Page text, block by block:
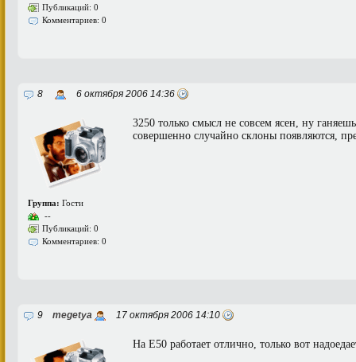
Публикаций: 0
Комментариев: 0
8 6 октября 2006 14:36
Группа: Гости
--
Публикаций: 0
Комментариев: 0
3250 только смысл не совсем ясен, ну
совершенно случайно склоны появляются,
9 megetya 17 октября 2006 14:10
На Е50 работает отлично, только вот